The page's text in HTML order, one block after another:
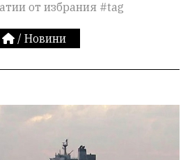
от избрания #tag
/ Новини